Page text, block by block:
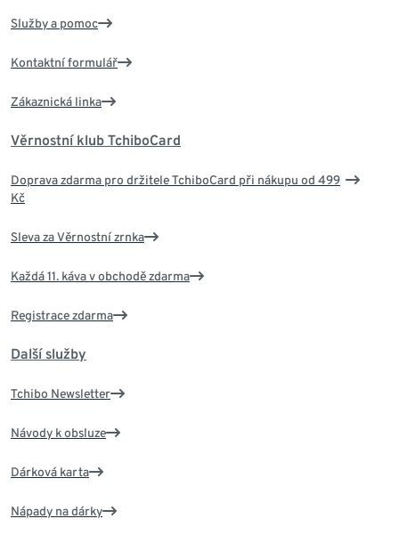
Služby a pomoc
Kontaktní formulář
Zákaznická linka
Věrnostní klub TchiboCard
Doprava zdarma pro držitele TchiboCard při nákupu od 499
Kč
Sleva za Věrnostní zrnka
Každá 11. káva v obchodě zdarma
Registrace zdarma
Další služby
Tchibo Newsletter
Návody k obsluze
Dárková karta
Nápady na dárky